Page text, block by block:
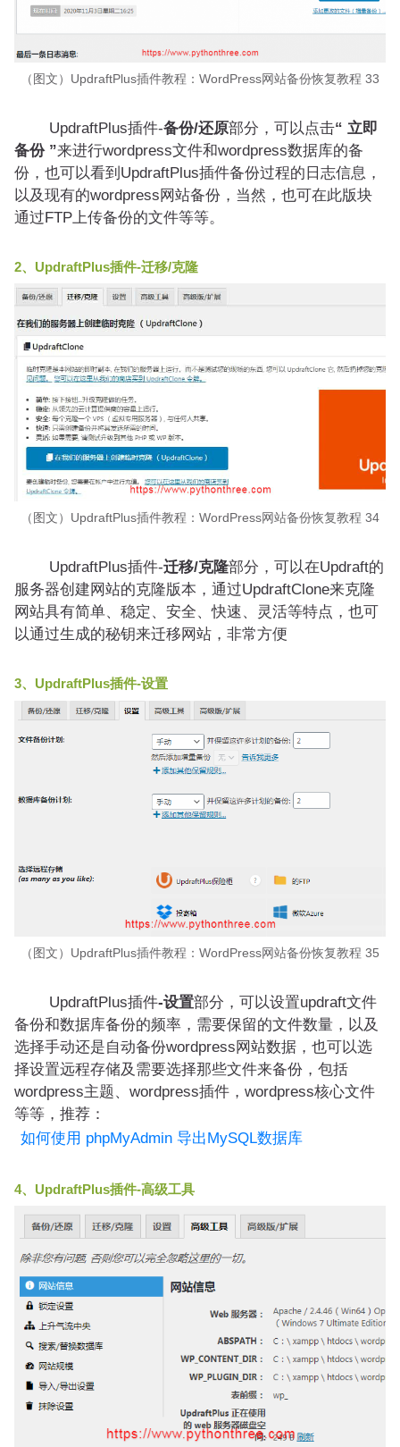
（图文）UpdraftPlus插件教程：WordPress网站备份恢复教程 33
UpdraftPlus插件-备份/还原部分，可以点击“ 立即
备份 ”来进行wordpress文件和wordpress数据库的备
份，也可以看到UpdraftPlus插件备份过程的日志信息，
以及现有的wordpress网站备份，当然，也可在此版块
通过FTP上传备份的文件等等。
2、UpdraftPlus插件-迁移/克隆
（图文）UpdraftPlus插件教程：WordPress网站备份恢复教程 34
UpdraftPlus插件-迁移/克隆部分，可以在Updraft的
服务器创建网站的克隆版本，通过UpdraftClone来克隆
网站具有简单、稳定、安全、快速、灵活等特点，也可
以通过生成的秘钥来迁移网站，非常方便
3、UpdraftPlus插件-设置
（图文）UpdraftPlus插件教程：WordPress网站备份恢复教程 35
UpdraftPlus插件-设置部分，可以设置updraft文件
备份和数据库备份的频率，需要保留的文件数量，以及
选择手动还是自动备份wordpress网站数据，也可以选
择设置远程存储及需要选择那些文件来备份，包括
wordpress主题、wordpress插件，wordpress核心文件
等等，推荐：
如何使用 phpMyAdmin 导出MySQL数据库
4、UpdraftPlus插件-高级工具